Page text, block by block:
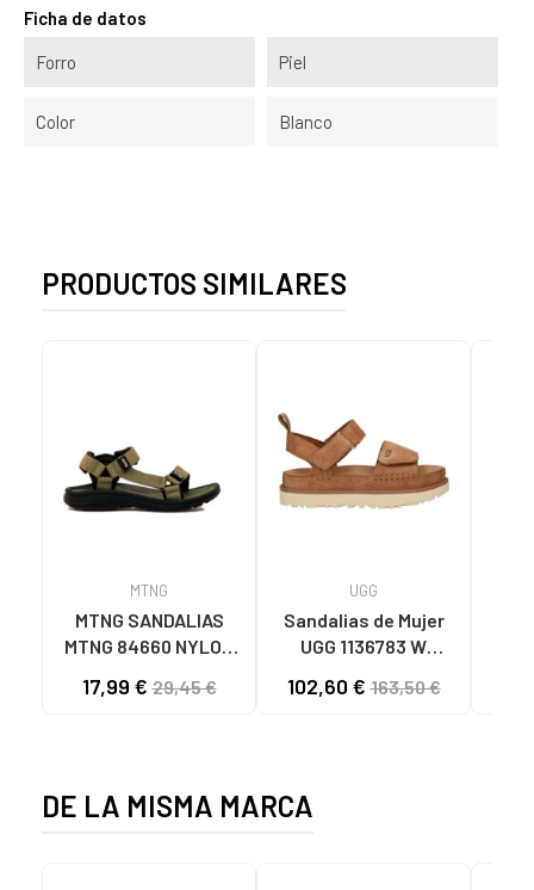
Ficha de datos
Forro Piel
Color Blanco
PRODUCTOS SIMILARES
MTNG
MTNG SANDALIAS
MTNG 84660 NYLON
C59785 - - NYLON
17,99 €29,45 €
UGG
Sandalias de Mujer
UGG 1136783 W
CHESTNUT
102,60 €163,50 €
DE LA MISMA MARCA